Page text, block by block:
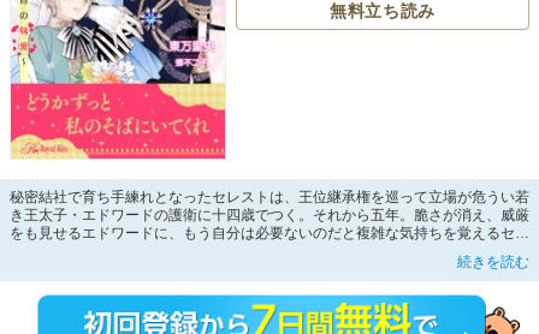
無料立ち読み
秘密結社で育ち手練れとなったセレストは、王位継承権を巡って立場が危うい若
き王太子・エドワードの護衛に十四歳でつく。それから五年。脆さが消え、威厳
をも見せるエドワードに、もう自分は必要ないのだと複雑な気持ちを覚えるセレ
スト。しかし――「この肌に触れるたびに、どれだけ嬉しくてたまらないか知ら
ないだろう」。逞しくなった彼に女性として求められ、身体は歓喜で沸き立つ。
トは、愛の結晶を育てるために一人王宮を出る――。愛する者のために強くなっ
た王太子と、彼の幸せのために身を引く護衛女子の運命は…。
続きを読む